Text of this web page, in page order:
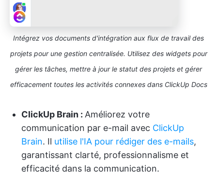
Intégrez vos documents d'intégration aux flux de travail des
projets pour une gestion centralisée. Utilisez des widgets pour
gérer les tâches, mettre à jour le statut des projets et gérer
efficacement toutes les activités connexes dans ClickUp Docs
ClickUp Brain : Améliorez votre
communication par e-mail avec ClickUp
Brain. Il utilise l'IA pour rédiger des e-mails,
garantissant clarté, professionnalisme et
efficacité dans la communication.